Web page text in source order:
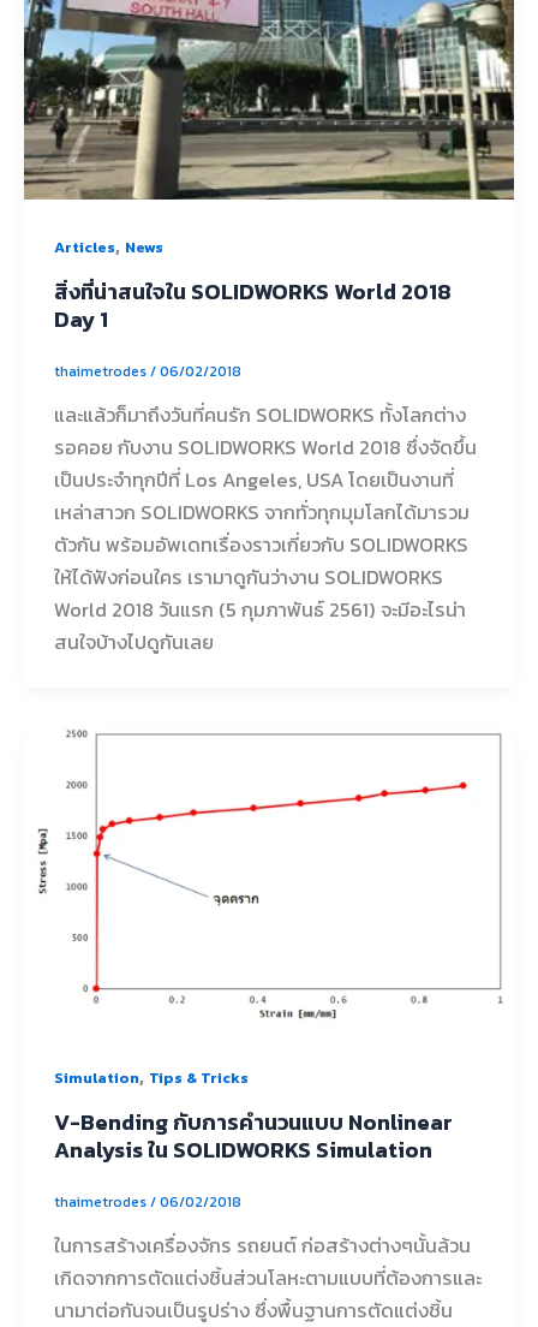
Articles, News
สิ่งที่น่าสนใจใน SOLIDWORKS World 2018
Day 1
thaimetrodes/06/02/2018
และแล้วก็มาถึงวันที่คนรัก SOLIDWORKS ทั้งโลกต่าง
รอคอย กับงาน SOLIDWORKS World 2018 ซึ่งจัดขึ้น
เป็นประจำทุกปีที่ Los Angeles, USA โดยเป็นงานที่
เหล่าสาวก SOLIDWORKS จากทั่วทุกมุมโลกได้มารวม
ตัวกัน พร้อมอัพเดทเรื่องราวเกี่ยวกับ SOLIDWORKS
ให้ได้ฟังก่อนใคร เรามาดูกันว่างาน SOLIDWORKS
World 2018 วันแรก (5 กุมภาพันธ์ 2561) จะมีอะไรน่า
สนใจบ้างไปดูกันเลย
Simulation, Tips & Tricks
V-Bending กับการคำนวนแบบ Nonlinear
Analysis ใน SOLIDWORKS Simulation
thaimetrodes/06/02/2018
ในการสร้างเครื่องจักร รถยนต์ ก่อสร้างต่างๆนั้นล้วน
เกิดจากการตัดแต่งชิ้นส่วนโลหะตามแบบที่ต้องการและ
นามาต่อกันจนเป็นรูปร่าง ซึ่งพื้นฐานการตัดแต่งชิ้น